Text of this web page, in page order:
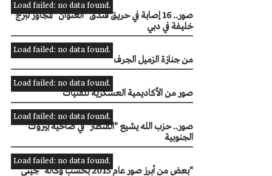
Load failed: no data found.
صور.. 16 إصابة في حريق فندق "العنوان" المجاور لبرج
خليفة في دبي
Load failed: no data found.
من جنازة الزميل الجرف
Load failed: no data found.
صور من الأكاديمية العسكرية للفتيات
Load failed: no data found.
صور.. حزب الله يشيع "القنطار" في ضاحية بيروت
الجنوبية
Load failed: no data found.
بعض من أبرز صور عام 2015 بحسب وكالة "جيتي"